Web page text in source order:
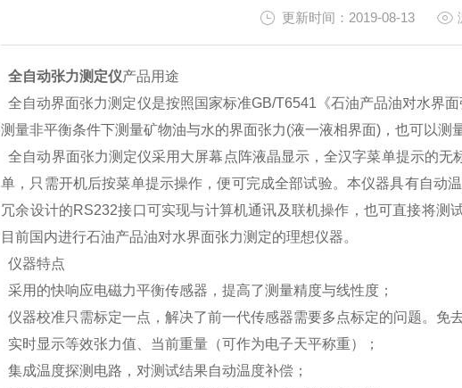
更新时间：2019-08-13
全自动张力测定仪产品用途
​全自动界面张力测定仪是按照国家标准GB/T6541《石油产品油对水界
测量非平衡条件下测量矿物油与水的界面张力(液一液相界面)，也可以测
全自动界面张力测定仪采用大屏幕点阵液晶显示，全汉字菜单提示的
单，只需开机后按菜单提示操作，便可完成全部试验。本仪器具有自动
冗余设计的RS232接口可实现与计算机通讯及联机操作，也可直接将测
目前国内进行石油产品油对水界面张力测定的理想仪器。
仪器特点
采用的快响应电磁力平衡传感器，提高了测量精度与线性度；
仪器校准只需标定一点，解决了前一代传感器需要多点标定的问题。免
实时显示等效张力值、当前重量（可作为电子天平称重）；
集成温度探测电路，对测试结果自动温度补偿；